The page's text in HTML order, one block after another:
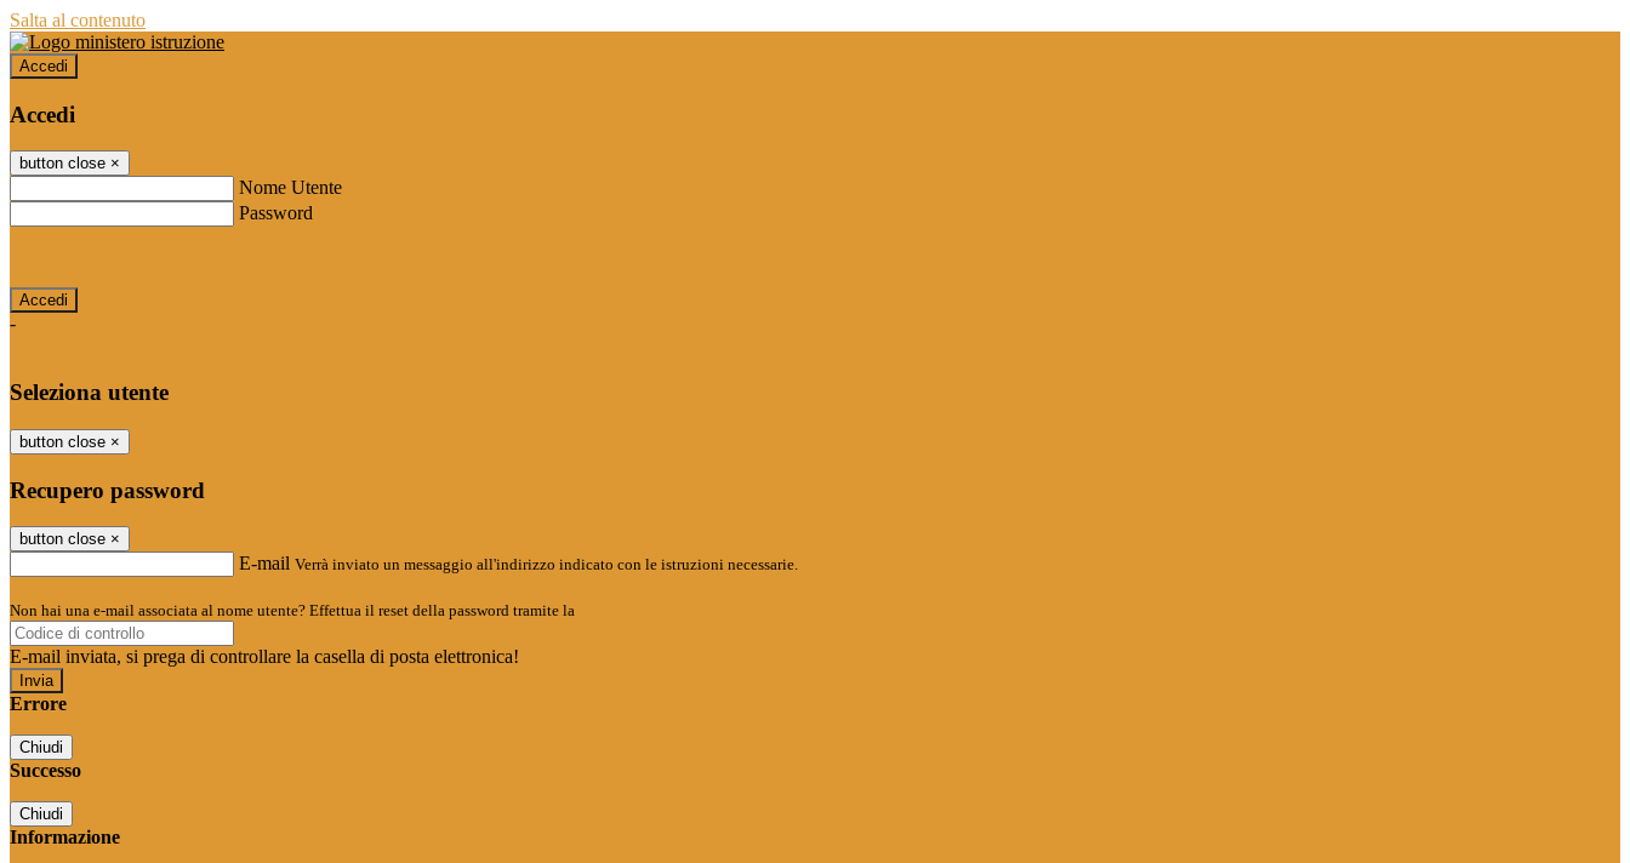
Salta al contenuto
Accedi
Accedi
button close ×
Nome Utente
Password
-
Seleziona utente
button close ×
Recupero password
button close ×
E-mail Verrà inviato un messaggio all'indirizzo indicato con le istruzioni necessarie.
Non hai una e-mail associata al nome utente? Effettua il reset della password tramite la
E-mail inviata, si prega di controllare la casella di posta elettronica!
Errore
Chiudi
Successo
Chiudi
Informazione